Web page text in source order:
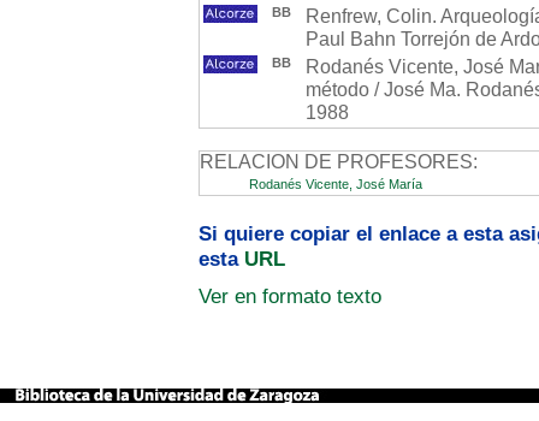
BB
Renfrew, Colin.
Paul Bahn Torrejón de
BB
Rodanés Vicente, José
método / José Ma.
1988
RELACION DE PROFESORES:
Rodanés Vicente, José María
Si quiere copiar el enlace a esta
esta URL
Ver en formato texto